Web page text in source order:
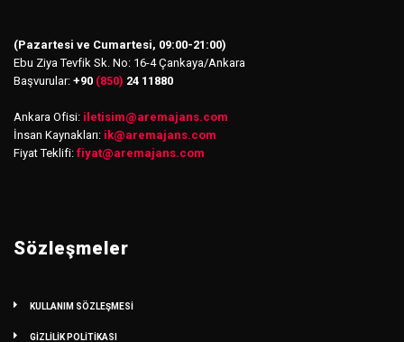
(Pazartesi ve Cumartesi, 09:00-21:00)
Ebu Ziya Tevfik Sk. No: 16-4 Çankaya/Ankara
Başvurular: +90 (850) 24 11880
Ankara Ofisi: iletisim@aremajans.com
İnsan Kaynakları: ik@aremajans.com
Fiyat Teklifi: fiyat@aremajans.com
Sözleşmeler
KULLANIM SÖZLEŞMESİ
GİZLİLİK POLİTİKASI